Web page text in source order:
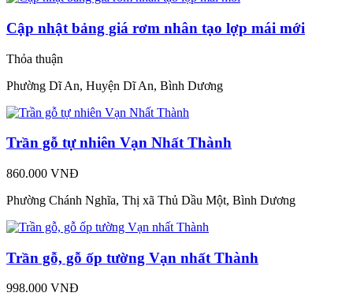
Cập nhật bảng giá rơm nhân tạo lợp mái mới
Thỏa thuận
Phường Dĩ An, Huyện Dĩ An, Bình Dương
Trần gỗ tự nhiên Vạn Nhất Thành
860.000 VNĐ
Phường Chánh Nghĩa, Thị xã Thủ Dầu Một, Bình Dương
Trần gỗ, gỗ ốp tường Vạn nhất Thành
998.000 VNĐ